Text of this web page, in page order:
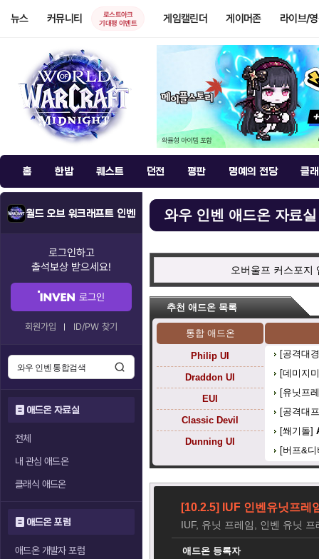
뉴스 커뮤니티
로스트아크
기대평 이벤트
게임캘린더 게이머존 라이브/
홈 한밤 퀘스트 던전 평판 명예의 전당 클
월드 오브 워크래프트 인벤
로그인하고
출석보상 받으세요!
로그인
회원가입 ID/PW 찾기
애드온 자료실
전체
내 관심 애드온
클래식 애드온
애드온 포럼
애드온 개발자 포럼
와우 인벤 애드온 자료실
오버울프 커스포지
추천 애드온 목록
통합 애드온
Philip UI
Draddon UI
EUI
Classic Devil
Dunning UI
[공격대
[데미지
[유닛프
[공격대
[쐐기돌]
[버프&
[10.2.5] IUF 인벤유닛프레
IUF, 유닛 프레임, 인벤 유닛 프
애드온 등록자